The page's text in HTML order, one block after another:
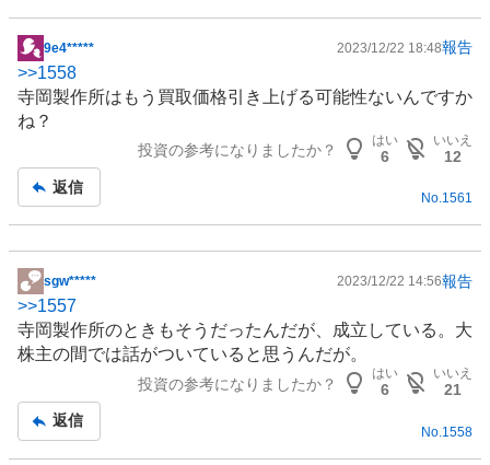
掲
示
板
記
9e4***** 2023/12/22 18:48報告
>>1558
寺岡製作所はもう買取価格引き上げる可能性ないんですか
ね？
投資の参考になりましたか？
はい
6
いいえ
12
返信
No.1561
掲
示
板
記
sgw***** 2023/12/22 14:56報告
>>1557
寺岡製作所のときもそうだったんだが、成立している。大
株主の間では話がついていると思うんだが。
投資の参考になりましたか？
はい
6
いいえ
21
返信
No.1558